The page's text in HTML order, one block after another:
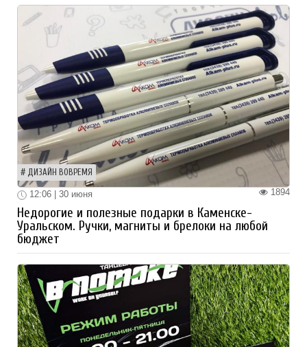
ДИЗАЙН ВОВРЕМЯ
1894
12:06 | 30 июня
Недорогие и полезные подарки в Каменске-
Уральском. Ручки, магниты и брелоки на любой
бюджет